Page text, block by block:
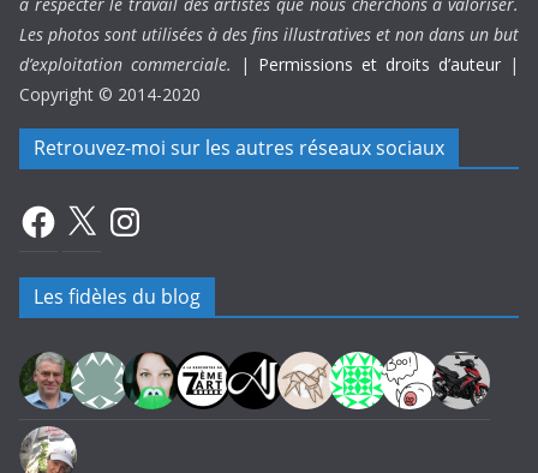
à respecter le travail des artistes que nous cherchons à valoriser.
Les photos sont utilisées à des fins illustratives et non dans un but
d’exploitation commerciale.
| Permissions et droits d’auteur |
Copyright © 2014-2020
Retrouvez-moi sur les autres réseaux sociaux
Facebook
X Instagram
Les fidèles du blog